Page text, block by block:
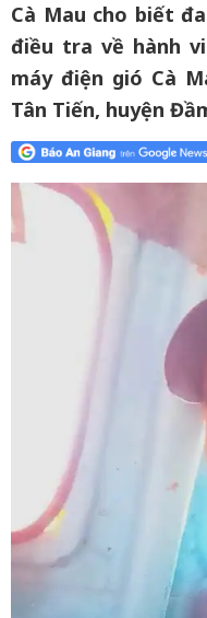
Cà Mau cho biết
điều tra về hành
máy điện gió Cà
Tân Tiến, huyện